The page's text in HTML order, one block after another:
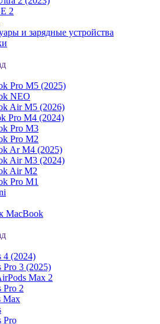
2
и зарядные устройства
Pro M5 (2025)
NEO
Air M5 (2026)
Pro M4 (2024)
Pro M3
Pro M2
Ar M4 (2025)
Air M3 (2024)
Air M2
Pro M1
MacBook
4 (2024)
Pro 3 (2025)
Max 2
Pro 2
Max
Pro